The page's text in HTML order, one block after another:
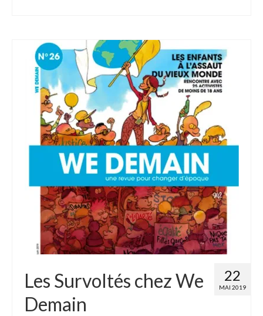
22
MAI 2019
Les Survoltés chez We
Demain